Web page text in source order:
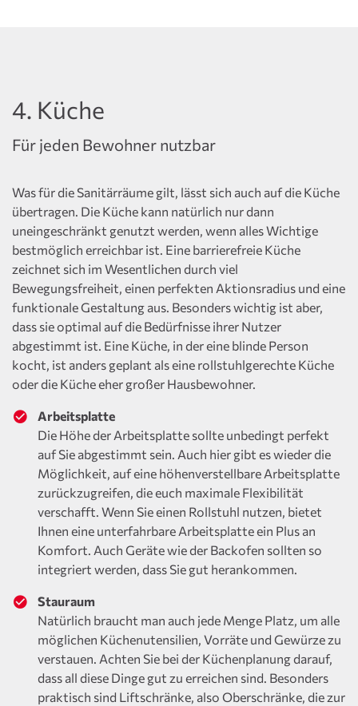
Für jeden Bewohner nutzbar
4. Küche
Was für die Sanitärräume gilt, lässt sich auch auf die Küche
übertragen. Die Küche kann natürlich nur dann
uneingeschränkt genutzt werden, wenn alles Wichtige
bestmöglich erreichbar ist. Eine barrierefreie Küche
zeichnet sich im Wesentlichen durch viel
Bewegungsfreiheit, einen perfekten Aktionsradius und eine
funktionale Gestaltung aus. Besonders wichtig ist aber,
dass sie optimal auf die Bedürfnisse ihrer Nutzer
abgestimmt ist. Eine Küche, in der eine blinde Person
kocht, ist anders geplant als eine rollstuhlgerechte Küche
oder die Küche eher großer Hausbewohner.
Arbeitsplatte
Die Höhe der Arbeitsplatte sollte unbedingt perfekt
auf Sie abgestimmt sein. Auch hier gibt es wieder die
Möglichkeit, auf eine höhenverstellbare Arbeitsplatte
zurückzugreifen, die euch maximale Flexibilität
verschafft. Wenn Sie einen Rollstuhl nutzen, bietet
Ihnen eine unterfahrbare Arbeitsplatte ein Plus an
Komfort. Auch Geräte wie der Backofen sollten so
integriert werden, dass Sie gut herankommen.
Stauraum
Natürlich braucht man auch jede Menge Platz, um alle
möglichen Küchenutensilien, Vorräte und Gewürze zu
verstauen. Achten Sie bei der Küchenplanung darauf,
dass all diese Dinge gut zu erreichen sind. Besonders
praktisch sind Liftschränke, also Oberschränke, die zur